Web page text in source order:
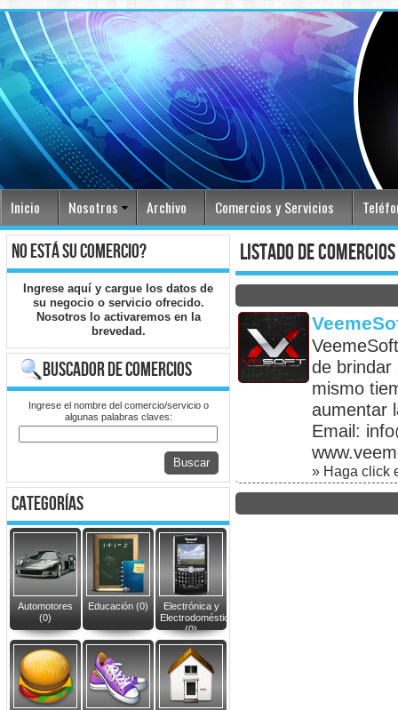
Inicio Nosotros Archivo Comercios y Servicios
no está su comercio?
Ingrese aquí y cargue los datos de
su negocio o servicio ofrecido.
Nosotros lo activaremos en la
brevedad.
buscador de comercios
Ingrese el nombre del comercio/servicio o
algunas palabras claves:
Buscar
categorías
Automotores
(0)
Educación (0)
Electrónica y
Electrodomésticos
(0)
listado de
de brindar
mismo
aumentar
Email:
» Haga click